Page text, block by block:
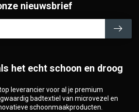
het echt schoon en droog
leverancier voor al je premium
badtextiel van microvezel en
schoonmaakproducten.
nieuwsbrief